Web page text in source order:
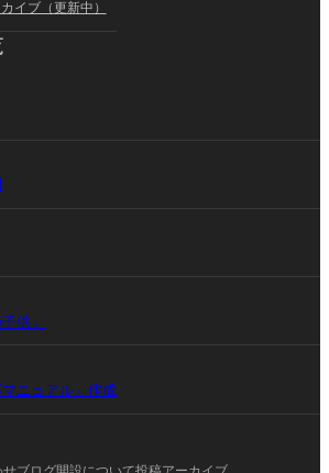
イブ（更新中）
供」
ニュアル」作成